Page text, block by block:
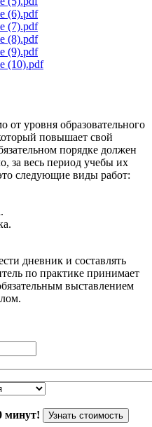
(6).pdf
(7).pdf
(8).pdf
(9).pdf
(10).pdf
уровня образовательного
повышает свой
порядке должен
за весь период учебы их
следующие виды работ:
дневник и составлять
по практике принимает
выставлением
минут! Узнать стоимость